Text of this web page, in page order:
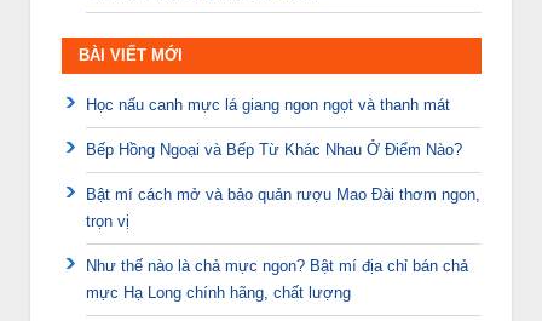
BÀI VIẾT MỚI
Học nấu canh mực lá giang ngon ngọt và thanh mát
Bếp Hồng Ngoại và Bếp Từ Khác Nhau Ở Điểm Nào?
Bật mí cách mở và bảo quản rượu Mao Đài thơm ngon,
trọn vị
Như thế nào là chả mực ngon? Bật mí địa chỉ bán chả
mực Hạ Long chính hãng, chất lượng